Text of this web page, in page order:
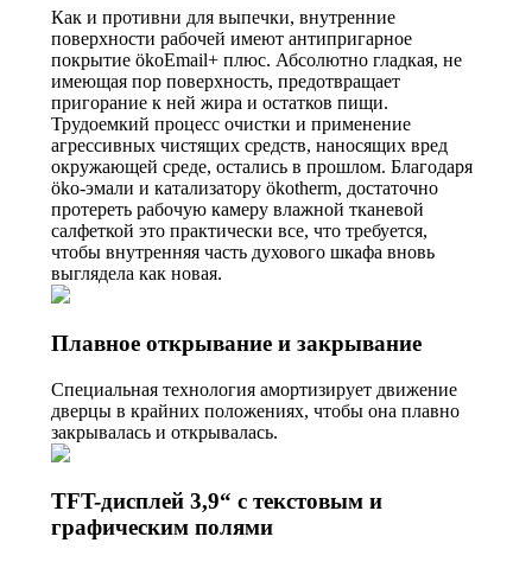
Как и противни для выпечки, внутренние
поверхности рабочей имеют антипригарное
покрытие ökoEmail+ плюс. Абсолютно гладкая, не
имеющая пор поверхность, предотвращает
пригорание к ней жира и остатков пищи.
Трудоемкий процесс очистки и применение
агрессивных чистящих средств, наносящих вред
окружающей среде, остались в прошлом. Благодаря
öko-эмали и катализатору ökotherm, достаточно
протереть рабочую камеру влажной тканевой
салфеткой это практически все, что требуется,
чтобы внутренняя часть духового шкафа вновь
выглядела как новая.
Плавное открывание и закрывание
Специальная технология амортизирует движение
дверцы в крайних положениях, чтобы она плавно
закрывалась и открывалась.
TFT-дисплей 3,9“ с текстовым и
графическим полями